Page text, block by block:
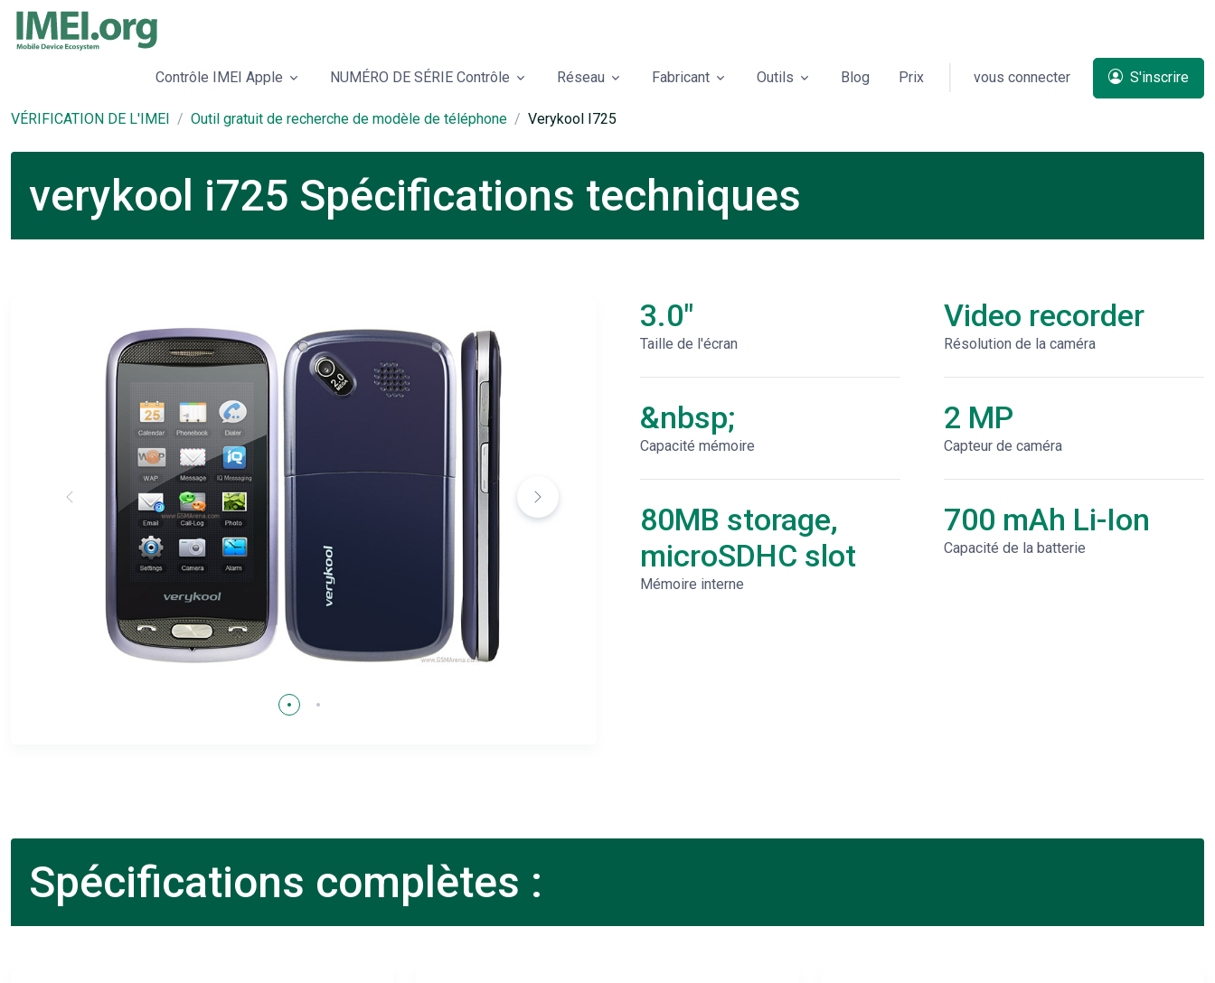
Contrôle IMEI Apple NUMÉRO DE SÉRIE Contrôle Réseau Fabricant Outils Blog Prix vous connecter S'inscrire
VÉRIFICATION DE L'IMEI Outil gratuit de recherche de modèle de téléphone Verykool I725
verykool i725 Spécifications techniques
3.0"
Taille de l'écran
&nbsp;
Capacité mémoire
80MB storage,
microSDHC slot
Mémoire interne
Video recorder
Résolution de la caméra
2 MP
Capteur de caméra
700 mAh Li-Ion
Capacité de la batterie
Spécifications complètes :